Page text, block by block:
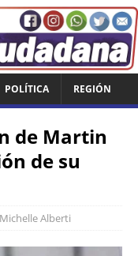
POLÍTICA REGIÓN
de Martin
de su
Michelle Alberti